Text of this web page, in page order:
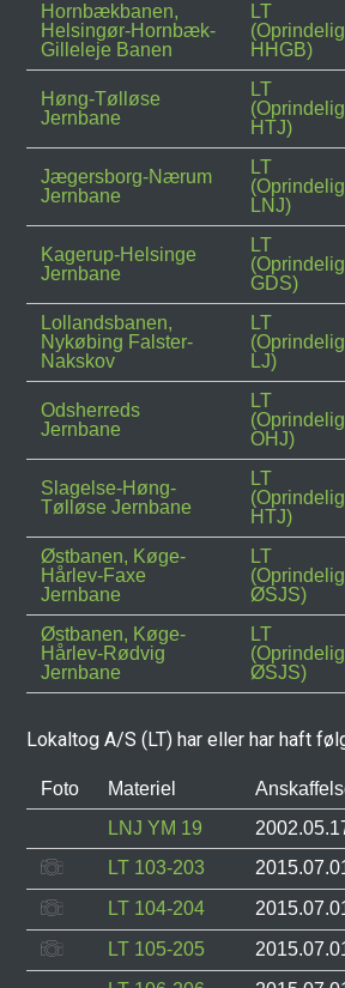
Hornbækbanen,
Helsingør-Hornbæk-
Gilleleje Banen
LT
HHGB)
Høng-Tølløse
Jernbane
LT
HTJ)
Jægersborg-Nærum
Jernbane
LT
LNJ)
Kagerup-Helsinge
Jernbane
LT
GDS)
Lollandsbanen,
Nykøbing Falster-
Nakskov
LT
LJ)
Odsherreds
Jernbane
LT
OHJ)
Slagelse-Høng-
Tølløse Jernbane
LT
HTJ)
Østbanen, Køge-
Hårlev-Faxe
Jernbane
LT
ØSJS)
Østbanen, Køge-
Hårlev-Rødvig
Jernbane
LT
ØSJS)
Lokaltog A/S (LT) har eller har haft
Foto Materiel
LNJ YM 19
LT 103-203
LT 104-204
LT 105-205